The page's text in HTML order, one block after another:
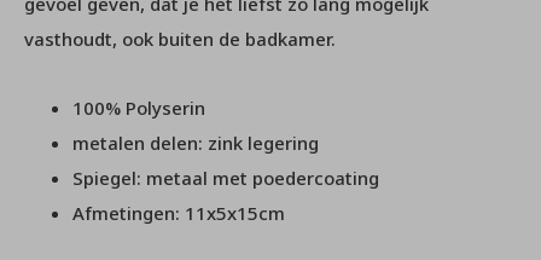
vasthoudt, ook buiten de badkamer.
100% Polyserin
metalen delen: zink legering
Spiegel: metaal met poedercoating
Afmetingen: 11x5x15cm